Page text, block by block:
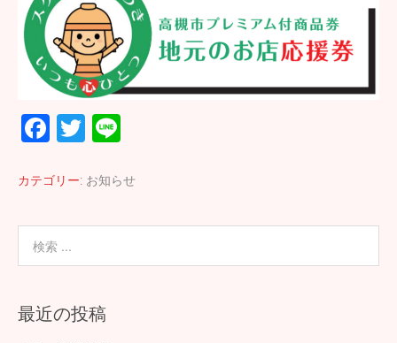
F
e
o
o
k
T
tt e
カテゴリー: お知らせ
最近の投稿